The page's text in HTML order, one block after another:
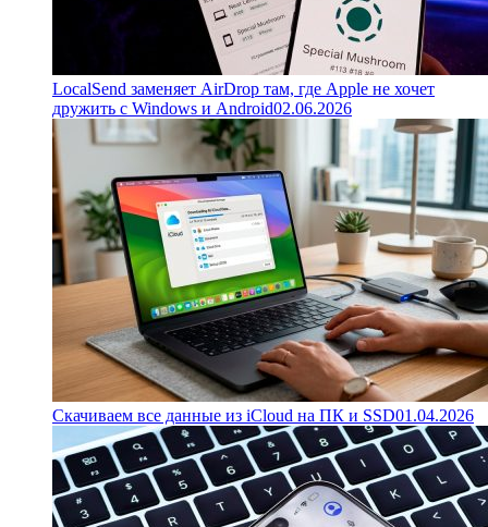
LocalSend заменяет AirDrop там, где Apple не хочет
дружить с Windows и Android02.06.2026
Скачиваем все данные из iCloud на ПК и SSD01.04.2026